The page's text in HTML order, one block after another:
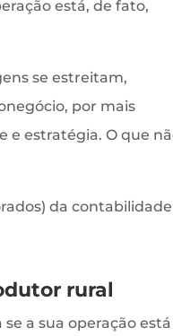
está, de fato,
se estreitam,
por mais
e estratégia. O que
da contabilidade
rural
a sua operação está